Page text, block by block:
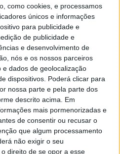
como cookies, e processamos
únicos e informações
para publicidade e
de publicidade e
e desenvolvimento de
nós e os nossos parceiros
dados de geolocalização
dispositivos. Poderá clicar para
nossa parte e pela parte dos
descrito acima. Em
mais pormenorizadas e
de consentir ou recusar o
que algum processamento
não exigir o seu
direito de se opor a esse
o serviçoPartilha de
do lado direito, outros
por seleccionar qual será
que queremos partilhar.
a ligação, escolhemos
for uma pebUSB de